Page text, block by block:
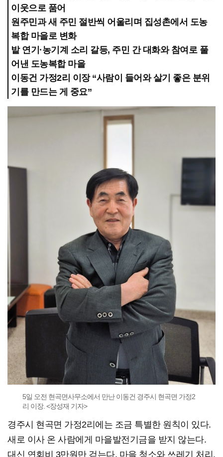
이웃으로 품어
원주민과 새 주민 절반씩 어울리며 집성촌에서 도농
복합 마을로 변화
밭 연기·농기계 소리 갈등, 주민 간 대화와 참여로 풀
어낸 도농복합 마을
이동건 가정2리 이장 “사람이 들어와 살기 좋은 분위
기를 만드는 게 중요”
5일 오전 현곡면사무소에서 만난 이동건 경주시 현곡면 가정2
리 이장. <장성재 기자>
경주시 현곡면 가정2리에는 조금 특별한 원칙이 있다.
새로 이사 온 사람에게 마을발전기금을 받지 않는다.
대신 연회비 3만원만 걷는다. 마을 청소와 쓰레기 처리,